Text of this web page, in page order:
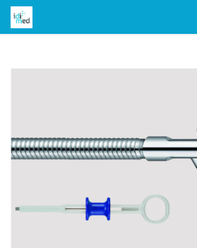
Skip to Content